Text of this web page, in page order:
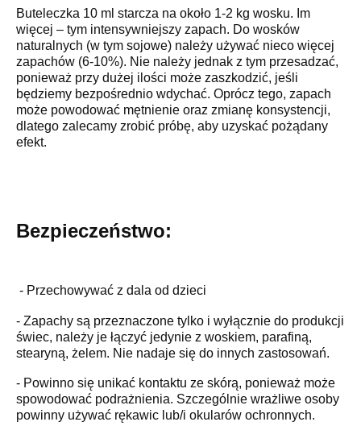
Buteleczka 10 ml starcza na około 1-2 kg wosku. Im
więcej – tym intensywniejszy zapach. Do wosków
naturalnych (w tym sojowe) należy używać nieco więcej
zapachów (6-10%). Nie należy jednak z tym przesadzać,
ponieważ przy dużej ilości może zaszkodzić, jeśli
będziemy bezpośrednio wdychać. Oprócz tego, zapach
może powodować mętnienie oraz zmianę konsystencji,
dlatego zalecamy zrobić próbę, aby uzyskać pożądany
efekt.
Bezpieczeństwo:
- Przechowywać z dala od dzieci
- Zapachy są przeznaczone tylko i wyłącznie do produkcji
świec, należy je łączyć jedynie z woskiem, parafiną,
stearyną, żelem. Nie nadaje się do innych zastosowań.
- Powinno się unikać kontaktu ze skórą, ponieważ może
spowodować podrażnienia. Szczególnie wrażliwe osoby
powinny używać rękawic lub/i okularów ochronnych.